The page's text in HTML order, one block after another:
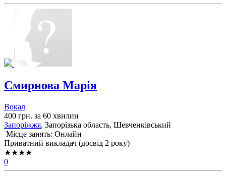
Смирнова Марія
Вокал
400 грн. за 60 хвилин
Запоріжжя, Запорізька область, Шевченківський
Місце занять: Онлайн
Приватний викладач (досвід 2 року)
★★★★
0